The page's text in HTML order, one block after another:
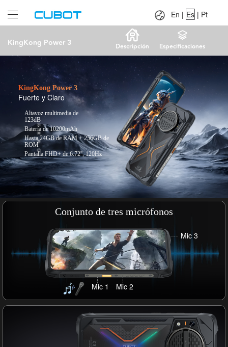
KingKong Power 3 Descripción Especificaciones
Pt
En | Es | Pt
KingKong Power 3
Fuerte y Claro
Altavoz multimedia de
123dB
Batería de 10200mAh
Hasta 24GB de RAM + 256GB de
ROM
Pantalla FHD+ de 6.72'', 120Hz
Conjunto de tres micrófonos
Mic 1 Mic 2
Mic 3